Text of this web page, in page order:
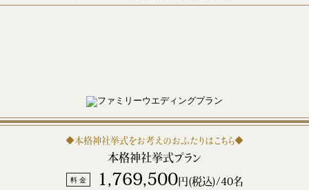
◆本格神社挙式をお考えのおふたりはこちら◆
本格神社挙式プラン
料 金 1,769,500円(税込)/40名